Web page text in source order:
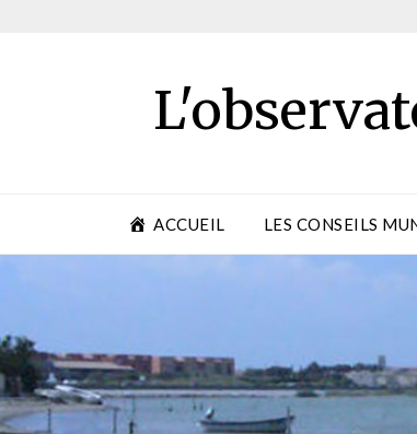
ACCUEIL LES CONSEILS